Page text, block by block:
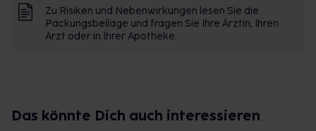
Zu Risiken und Nebenwirkungen lesen Sie die
Packungsbeilage und fragen Sie Ihre Ärztin, Ihren
Arzt oder in Ihrer Apotheke.
Das könnte Dich auch interessieren